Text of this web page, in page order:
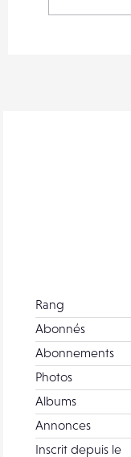
Rang
Abonnés
Abonnements
Photos
Albums
Annonces
Inscrit depuis le